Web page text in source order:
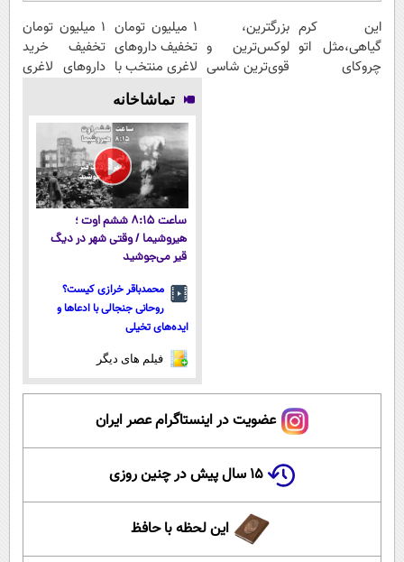
این کرم
گیاهی،مثل اتو
چروکای
بزرگترین،
لوکس‌ترین و
قوی‌ترین شاسی
۱ میلیون تومان
تخفیف داروهای
لاغری منتخب با
ارسال از
داروخانه
نزدیکت
1 میلیون تومان
تخفیف خرید
داروهای لاغری
یخ!
تماشاخانه
ساعت ۸:۱۵ ششم اوت ؛
هیروشیما / وقتی شهر در دیگ
قیر می‌جوشید
محمدباقر خرازی کیست؟
روحانی جنجالی با ادعاها و
ایده‌های تخیلی
فیلم های دیگر
عضویت در اینستاگرام عصر ایران
۱۵ سال پیش در چنین روزی
این لحظه با حافظ